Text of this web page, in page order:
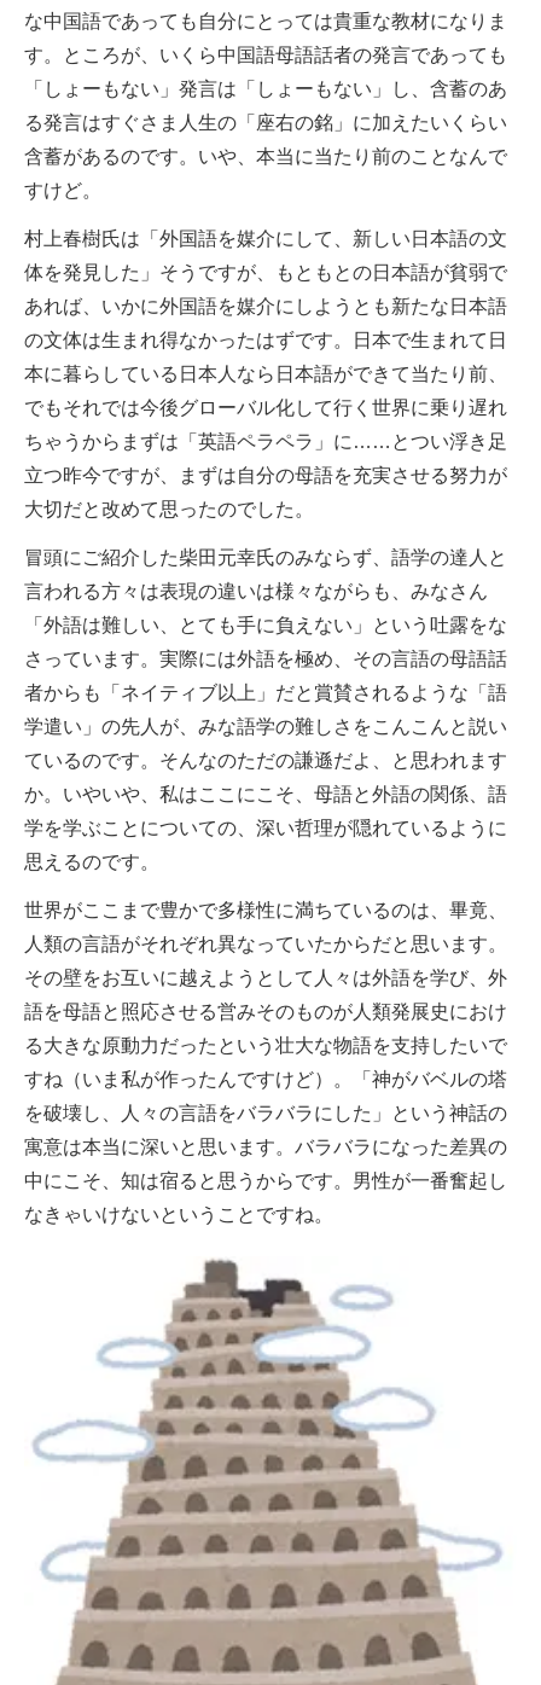
な中国語であっても自分にとっては貴重な教材になりま
す。ところが、いくら中国語母語話者の発言であっても
「しょーもない」発言は「しょーもない」し、含蓄のあ
る発言はすぐさま人生の「座右の銘」に加えたいくらい
含蓄があるのです。いや、本当に当たり前のことなんで
すけど。
村上春樹氏は「外国語を媒介にして、新しい日本語の文
体を発見した」そうですが、もともとの日本語が貧弱で
あれば、いかに外国語を媒介にしようとも新たな日本語
の文体は生まれ得なかったはずです。日本で生まれて日
本に暮らしている日本人なら日本語ができて当たり前、
でもそれでは今後グローバル化して行く世界に乗り遅れ
ちゃうからまずは「英語ペラペラ」に……とつい浮き足
立つ昨今ですが、まずは自分の母語を充実させる努力が
大切だと改めて思ったのでした。
冒頭にご紹介した柴田元幸氏のみならず、語学の達人と
言われる方々は表現の違いは様々ながらも、みなさん
「外語は難しい、とても手に負えない」という吐露をな
さっています。実際には外語を極め、その言語の母語話
者からも「ネイティブ以上」だと賞賛されるような「語
学遣い」の先人が、みな語学の難しさをこんこんと説い
ているのです。そんなのただの謙遜だよ、と思われます
か。いやいや、私はここにこそ、母語と外語の関係、語
学を学ぶことについての、深い哲理が隠れているように
思えるのです。
世界がここまで豊かで多様性に満ちているのは、畢竟、
人類の言語がそれぞれ異なっていたからだと思います。
その壁をお互いに越えようとして人々は外語を学び、外
語を母語と照応させる営みそのものが人類発展史におけ
る大きな原動力だったという壮大な物語を支持したいで
すね（いま私が作ったんですけど）。「神がバベルの塔
を破壊し、人々の言語をバラバラにした」という神話の
寓意は本当に深いと思います。バラバラになった差異の
中にこそ、知は宿ると思うからです。男性が一番奮起し
なきゃいけないということですね。